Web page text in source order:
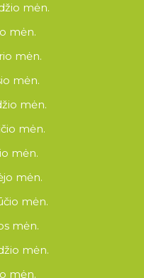
mėn.
mėn.
mėn.
mėn.
mėn.
mėn.
mėn.
mėn.
mėn.
mėn.
mėn.
mėn.